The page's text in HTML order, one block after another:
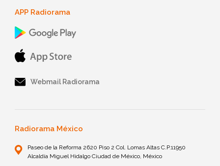
APP Radiorama
Webmail Radiorama
Radiorama México
Paseo de la Reforma 2620 Piso 2 Col. Lomas Altas C.P.11950
Alcaldía Miguel Hidalgo Ciudad de México, México